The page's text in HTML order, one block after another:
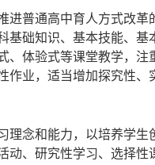
进普通高中育人方式改
基础知识、基本技能、
、体验式等课堂教学，
作业，适当增加探究性
理念和能力，以培养学
动、研究性学习、选择